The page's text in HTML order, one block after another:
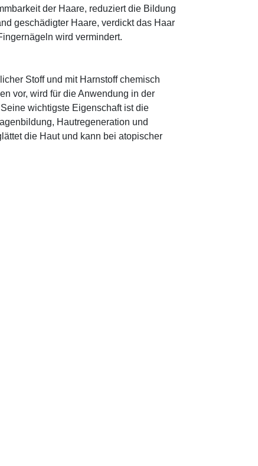
der Haare, reduziert die Bildung
geschädigter Haare, verdickt das Haar
wird vermindert.
Stoff und mit Harnstoff chemisch
vor, wird für die Anwendung in der
wichtigste Eigenschaft ist die
Hautregeneration und
die Haut und kann bei atopischer